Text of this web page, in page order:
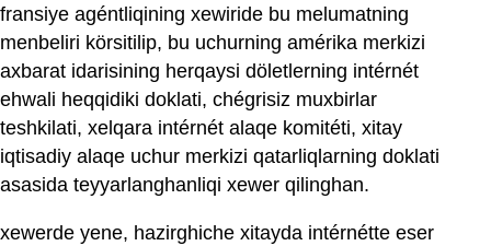
fransiye agéntliqining xewiride bu melumatning
menbeliri körsitilip, bu uchurning amérika merkizi
axbarat idarisining herqaysi döletlerning intérnét
ehwali heqqidiki doklati, chégrisiz muxbirlar
teshkilati, xelqara intérnét alaqe komitéti, xitay
iqtisadiy alaqe uchur merkizi qatarliqlarning doklati
asasida teyyarlanghanliqi xewer qilinghan.
xewerde yene, hazirghiche xitayda intérnétte eser